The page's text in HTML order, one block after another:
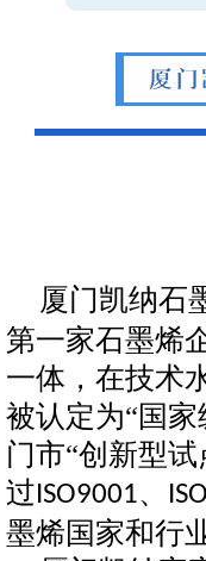
厦门凯纳石
第一家石墨烯
一体，在技术
被认定为“国
门市“创新型
过 ISO9001、
墨烯国家和行